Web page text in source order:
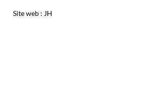
Site web : JH